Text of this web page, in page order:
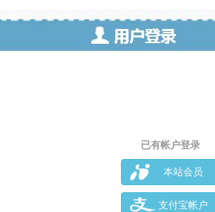
已有帐户登录
本站会员
支付宝帐户